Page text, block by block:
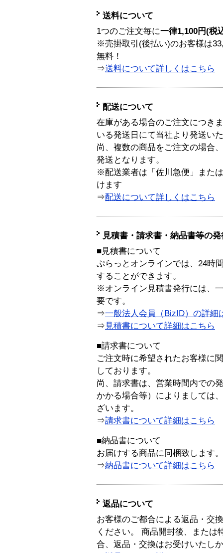
送料について
1つのご注文毎に一律1,100円(税
※売掛取引(後払い)のお客様は
無料！
⇒送料について詳しくはこちら
配送について
在庫がある場合のご注文につき
いる発送日にて当社より発送い
尚、複数の商品をご注文の場合
発送となります。
※配送業者は「佐川急便」また
けます
⇒配送について詳しくはこちら
見積書・請求書・納品書等の
■見積書について
ぷらっとオンラインでは、24時
することができます。
※オンライン見積書発行には、
要です。
⇒一般法人会員（BizID）の詳細
⇒ 見積書について詳細はこちら
■請求書について
ご注文時に希望されたお客様に
しております。
尚、請求書は、営業時間内での
かかる場合等）によりましては
ざいます。
⇒請求書について詳細はこちら
■納品書について
お届けする商品に同梱致します。
⇒納品書について詳細はこちら
返品について
お客様のご都合による返品・交
ください。 商品開封後、または
合、返品・交換はお受けいたし